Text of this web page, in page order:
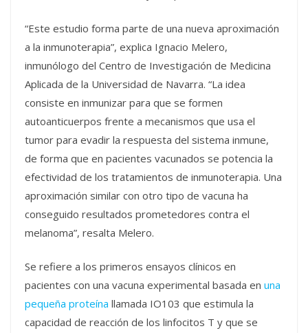
“Este estudio forma parte de una nueva aproximación
a la inmunoterapia”, explica Ignacio Melero,
inmunólogo del Centro de Investigación de Medicina
Aplicada de la Universidad de Navarra. “La idea
consiste en inmunizar para que se formen
autoanticuerpos frente a mecanismos que usa el
tumor para evadir la respuesta del sistema inmune,
de forma que en pacientes vacunados se potencia la
efectividad de los tratamientos de inmunoterapia. Una
aproximación similar con otro tipo de vacuna ha
conseguido resultados prometedores contra el
melanoma”, resalta Melero.
Se refiere a los primeros ensayos clínicos en
pacientes con una vacuna experimental basada en una
pequeña proteína llamada IO103 que estimula la
capacidad de reacción de los linfocitos T y que se